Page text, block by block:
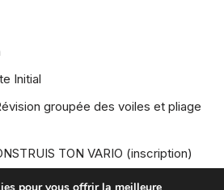
Initial
groupée des voiles et pliage
TON VARIO (inscription)